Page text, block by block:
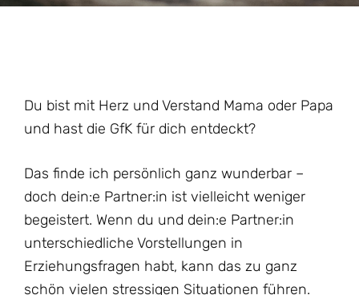
Du bist mit Herz und Verstand Mama oder Papa
und hast die GfK für dich entdeckt?
Das finde ich persönlich ganz wunderbar –
doch dein:e Partner:in ist vielleicht weniger
begeistert. Wenn du und dein:e Partner:in
unterschiedliche Vorstellungen in
Erziehungsfragen habt, kann das zu ganz
schön vielen stressigen Situationen führen.